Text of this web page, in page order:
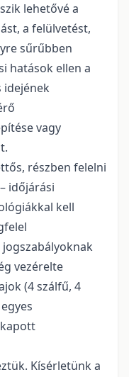
lehetővé a
a felülvetést,
sűrűbben
hatások ellen a
idejének
vagy
részben felelni
időjárási
kell
vezérelte
(4 szálfű, 4
Kísérletünk a